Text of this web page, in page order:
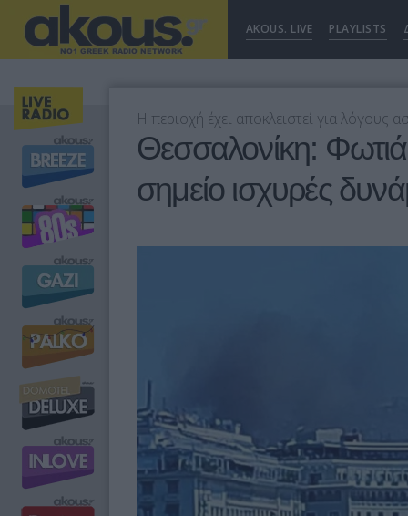
AKOUS. LIVE PLAYLISTS
Η περιοχή έχει αποκλειστεί για λόγους
Θεσσαλονίκη:
σημείο ισχυρές